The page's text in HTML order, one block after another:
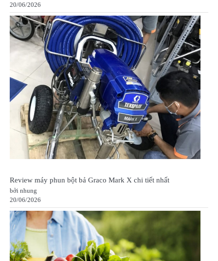
20/06/2026
Review máy phun bột bả Graco Mark X chi tiết nhất
bởi nhung
20/06/2026